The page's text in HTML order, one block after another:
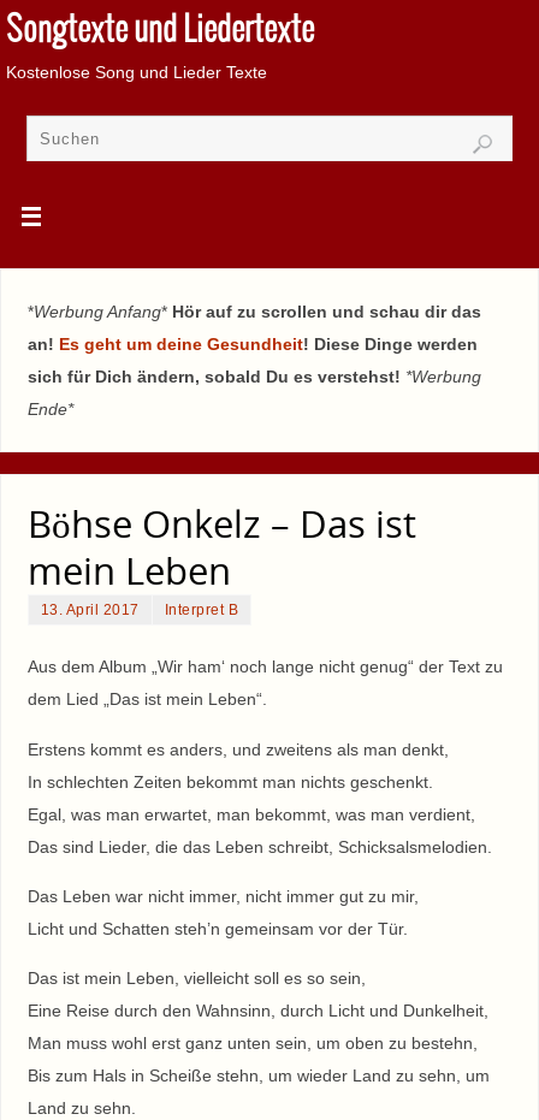
Songtexte und Liedertexte
Kostenlose Song und Lieder Texte
*Werbung Anfang* Hör auf zu scrollen und schau dir das
an! Es geht um deine Gesundheit! Diese Dinge werden
sich für Dich ändern, sobald Du es verstehst! *Werbung
Ende*
Böhse Onkelz – Das ist
mein Leben
13. April 2017 Interpret B
Aus dem Album „Wir ham‘ noch lange nicht genug“ der Text zu
dem Lied „Das ist mein Leben“.
Erstens kommt es anders, und zweitens als man denkt,
In schlechten Zeiten bekommt man nichts geschenkt.
Egal, was man erwartet, man bekommt, was man verdient,
Das sind Lieder, die das Leben schreibt, Schicksalsmelodien.
Das Leben war nicht immer, nicht immer gut zu mir,
Licht und Schatten steh’n gemeinsam vor der Tür.
Das ist mein Leben, vielleicht soll es so sein,
Eine Reise durch den Wahnsinn, durch Licht und Dunkelheit,
Man muss wohl erst ganz unten sein, um oben zu bestehn,
Bis zum Hals in Scheiße stehn, um wieder Land zu sehn, um
Land zu sehn.